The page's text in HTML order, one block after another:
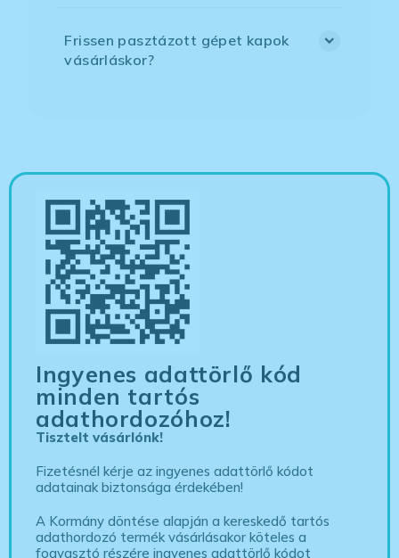
Frissen pasztázott gépet kapok
vásárláskor?
Ingyenes adattörlő kód
minden tartós
adathordozóhoz!
Tisztelt vásárlónk!
Fizetésnél kérje az ingyenes adattörlő kódot
adatainak biztonsága érdekében!
A Kormány döntése alapján a kereskedő tartós
adathordozó termék vásárlásakor köteles a
fogyasztó részére ingyenes adattörlő kódot